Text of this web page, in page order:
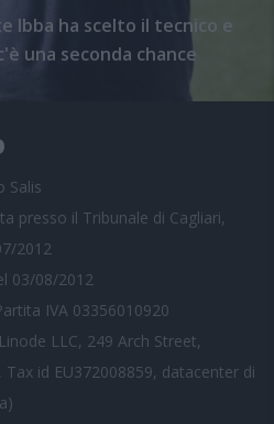
Ibba ha scelto il tecnico e
una seconda chance
Salis
presso il Tribunale di Cagliari,
2012
03/08/2012
IVA 03356010920
LLC, 249 Arch Street,
Tax id EU372008859, datacenter di